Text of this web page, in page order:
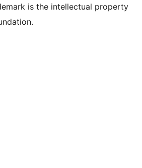
is the intellectual property